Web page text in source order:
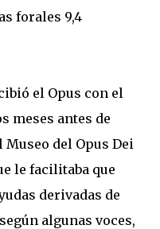
forales 9,4
el Opus con el
meses antes de
del Opus Dei
le facilitaba que
derivadas de
algunas voces,